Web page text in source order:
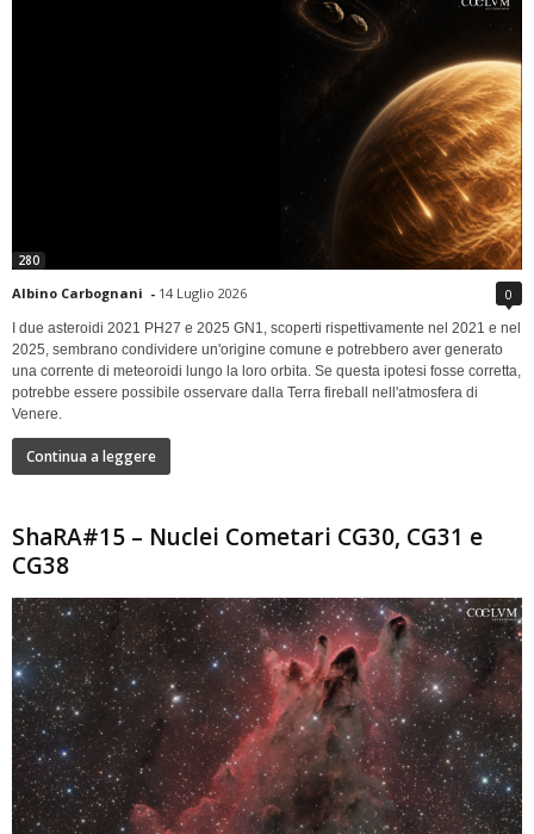
280
Albino Carbognani - 14 Luglio 2026 0
I due asteroidi 2021 PH27 e 2025 GN1, scoperti rispettivamente nel 2021 e nel
2025, sembrano condividere un'origine comune e potrebbero aver generato
una corrente di meteoroidi lungo la loro orbita. Se questa ipotesi fosse corretta,
potrebbe essere possibile osservare dalla Terra fireball nell'atmosfera di
Venere.
Continua a leggere
ShaRA#15 – Nuclei Cometari CG30, CG31 e
CG38